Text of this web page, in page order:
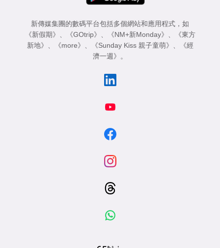
新傳媒集團的數碼平台包括多個網站和應用程式，如
《新假期》 、 《GOtrip》 、 《NM+新Monday》 、
《東方
新地》 、 《more》 、 《Sunday Kiss 親子童萌》 、
《經
濟一週》 。